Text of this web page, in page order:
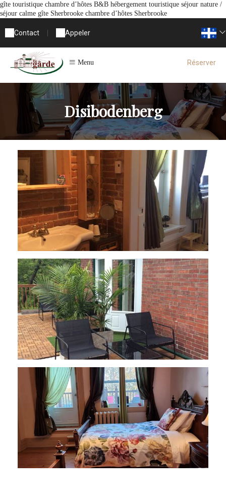
gîte touristique chambre d’hôtes B&B hébergement touristique séjour nature /
séjour calme gîte Sherbrooke chambre d’hôtes Sherbrooke
Contact Appeler
Menu Réserver
Disibodenberg